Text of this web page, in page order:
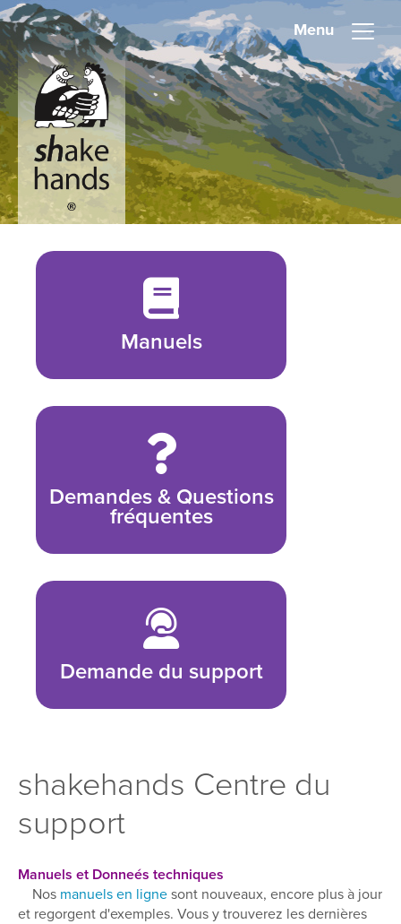
Menu
Manuels
Demandes & Questions
fréquentes
Demande du support
shakehands Centre du
support
Manuels et Donneés techniques
Nos manuels en ligne sont nouveaux, encore plus à jour
et regorgent d'exemples. Vous y trouverez les dernières